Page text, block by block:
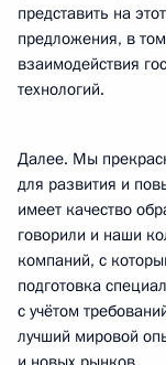
представить на
предложения, в
взаимодействия
технологий.
Далее. Мы
для развития и
имеет качество
говорили и наши
компаний, с
подготовка
с учётом
лучший мировой